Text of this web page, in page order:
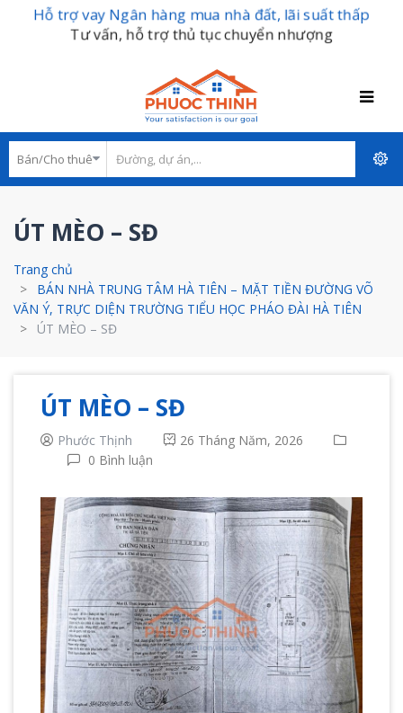
Hỗ trợ vay Ngân hàng mua nhà đất, lãi suất thấp
Tư vấn, hỗ trợ thủ tục chuyển nhượng
ÚT MÈO – SĐ
Trang chủ
BÁN NHÀ TRUNG TÂM HÀ TIÊN – MẶT TIỀN ĐƯỜNG VÕ
VĂN Ý, TRỰC DIỆN TRƯỜNG TIỂU HỌC PHÁO ĐÀI HÀ TIÊN
ÚT MÈO – SĐ
ÚT MÈO – SĐ
Phước Thịnh
26 Tháng Năm, 2026
0 Bình luận